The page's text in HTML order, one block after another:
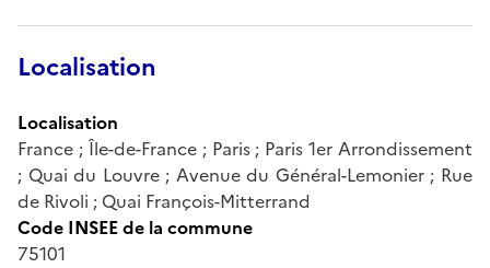
Localisation
Localisation
France ; Île-de-France ; Paris ; Paris 1er Arrondissement
; Quai du Louvre ; Avenue du Général-Lemonier ; Rue
de Rivoli ; Quai François-Mitterrand
Code INSEE de la commune
75101